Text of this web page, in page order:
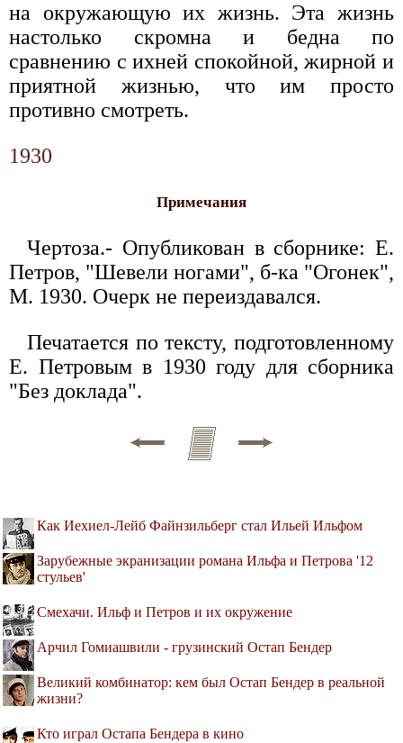
на окружающую их жизнь. Эта жизнь
настолько скромна и бедна по
сравнению с ихней спокойной, жирной и
приятной жизнью, что им просто
противно смотреть.
1930
Примечания
Чертоза.- Опубликован в сборнике: Е.
Петров, "Шевели ногами", б-ка "Огонек",
М. 1930. Очерк не переиздавался.
Печатается по тексту, подготовленному
Е. Петровым в 1930 году для сборника
"Без доклада".
Как Иехиел-Лейб Файнзильберг стал Ильей Ильфом
Зарубежные экранизации романа Ильфа и Петрова '12
стульев'
Смехачи. Ильф и Петров и их окружение
Арчил Гомиашвили - грузинский Остап Бендер
Великий комбинатор: кем был Остап Бендер в реальной
жизни?
Кто играл Остапа Бендера в кино